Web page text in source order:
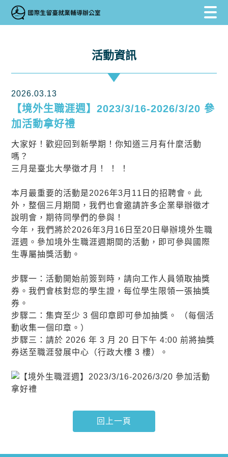
活動資訊
2026.03.13
【境外生職涯週】2023/3/16-2026/3/20 參
加活動拿好禮
大家好！歡迎回到新學期！你知道三月有什麼活動
嗎？
三月是臺北大學徵才月！ ！ ！
本月最重要的活動是2026年3月11日的招聘會。此
外，整個三月期間，我們也會邀請許多企業舉辦徵才
說明會，期待同學們的參與！
今年，我們將於2026年3月16日至20日舉辦境外生職
涯週。參加境外生職涯週期間的活動，即可參與國際
生專屬抽獎活動。
步驟一：活動開始前簽到時，請向工作人員領取抽獎
券。我們會核對您的學生證，每位學生限領一張抽獎
券。
步驟二：集齊至少 3 個印章即可參加抽獎。 （每個活
動收集一個印章。）
步驟三：請於 2026 年 3 月 20 日下午 4:00 前將抽獎
券送至職涯發展中心（行政大樓 3 樓）。